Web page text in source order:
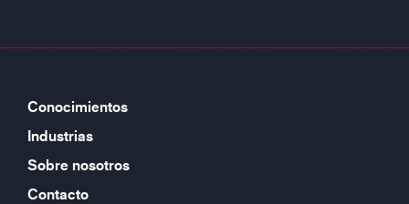
Conocimientos
Industrias
Sobre nosotros
Contacto